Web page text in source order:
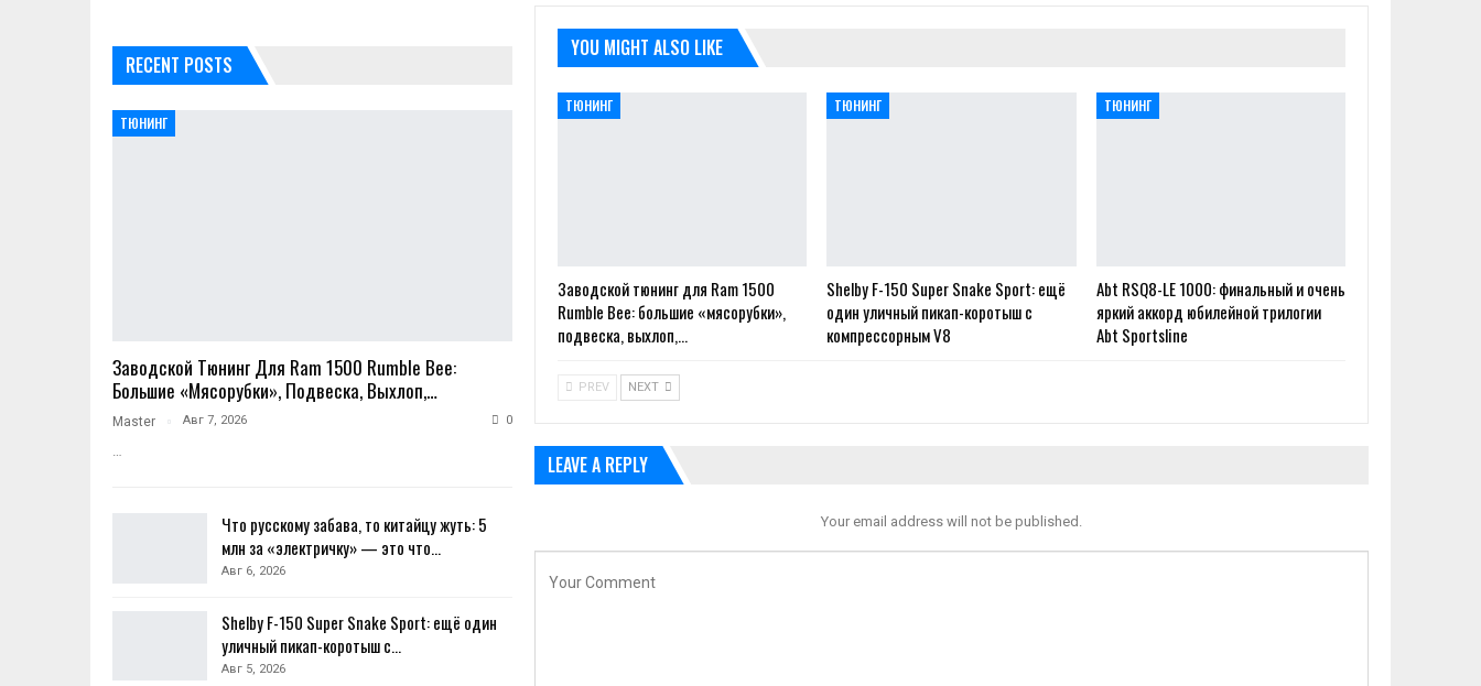
YOU MIGHT ALSO LIKE
ТЮНИНГ
Заводской тюнинг для Ram 1500
Rumble Bee: большие «мясорубки»,
подвеска, выхлоп,…
ТЮНИНГ
Shelby F-150 Super Snake Sport: ещё
один уличный пикап-коротыш с
компрессорным V8
ТЮНИНГ
Abt RSQ8-LE 1000: финальный и очень
яркий аккорд юбилейной трилогии
Abt Sportsline
PREV NEXT
LEAVE A REPLY
Your email address will not be published.
RECENT POSTS
ТЮНИНГ
Заводской Тюнинг Для Ram 1500 Rumble Bee:
Большие «мясорубки», Подвеска, Выхлоп,…
Master Авг 7, 2026 0
…
Что русскому забава, то китайцу жуть: 5
млн за «электричку» — это что…
Авг 6, 2026
Shelby F-150 Super Snake Sport: ещё один
уличный пикап-коротыш с…
Авг 5, 2026